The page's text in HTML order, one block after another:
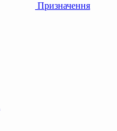
Призначення